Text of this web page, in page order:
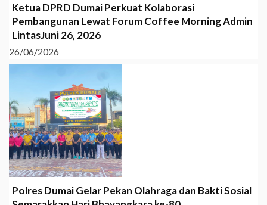
Ketua DPRD Dumai Perkuat Kolaborasi
Pembangunan Lewat Forum Coffee Morning Admin
LintasJuni 26, 2026
26/06/2026
Polres Dumai Gelar Pekan Olahraga dan Bakti Sosial